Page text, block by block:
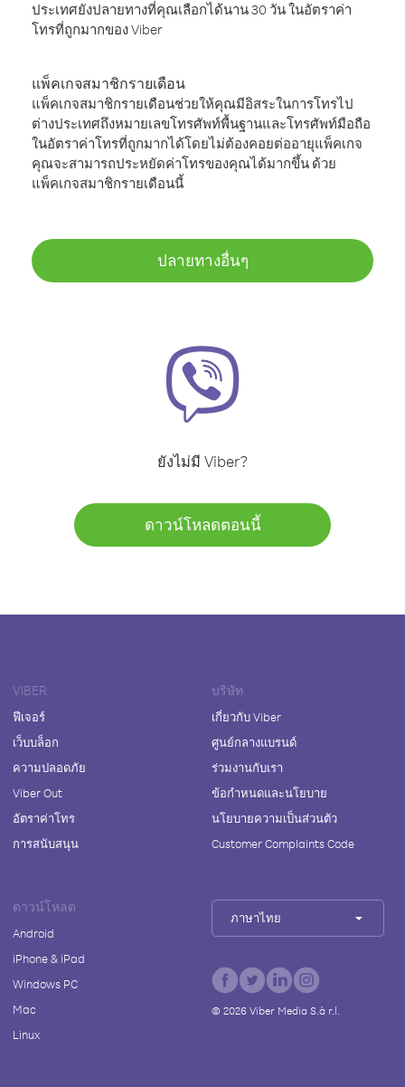
ประเทศยังปลายทางที่คุณเลือกได้นาน 30 วัน ในอัตราค่า
โทรที่ถูกมากของ Viber
แพ็คเกจสมาชิกรายเดือน
แพ็คเกจสมาชิกรายเดือนช่วยให้คุณมีอิสระในการโทรไป
ต่างประเทศถึงหมายเลขโทรศัพท์พื้นฐานและโทรศัพท์มือถือ
ในอัตราค่าโทรที่ถูกมากได้โดยไม่ต้องคอยต่ออายุแพ็คเกจ
คุณจะสามารถประหยัดค่าโทรของคุณได้มากขึ้น ด้วย
แพ็คเกจสมาชิกรายเดือนนี้
ปลายทางอื่นๆ
ยังไม่มี Viber?
ดาวน์โหลดตอนนี้
VIBER
ฟีเจอร์
เว็บบล็อก
ความปลอดภัย
Viber Out
อัตราค่าโทร
การสนับสนุน
บริษัท
เกี่ยวกับ Viber
ศูนย์กลางแบรนด์
ร่วมงานกับเรา
ข้อกำหนดและนโยบาย
นโยบายความเป็นส่วนตัว
Customer Complaints Code
ดาวน์โหลด
Android
iPhone & iPad
Windows PC
Mac
Linux
ภาษาไทย
© 2026Viber Media S.à r.l.